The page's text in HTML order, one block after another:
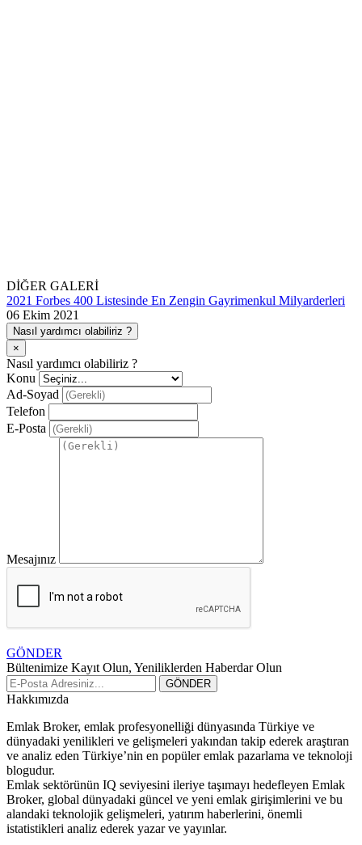
DİĞER GALERİ
2021 Forbes 400 Listesinde En Zengin Gayrimenkul Milyarderleri
06 Ekim 2021
Nasıl yardımcı olabiliriz ?
×
Nasıl yardımcı olabiliriz ?
Konu
Ad-Soyad
Telefon
E-Posta
Mesajınız
GÖNDER
Bültenimize Kayıt Olun, Yeniliklerden Haberdar Olun
Hakkımızda
Emlak Broker, emlak profesyonelliği dünyasında Türkiye ve
dünyadaki yenilikleri ve gelişmeleri yakından takip ederek araştıran
ve analiz eden Türkiye’nin en popüler emlak pazarlama ve teknoloji
blogudur.
Emlak sektörünün IQ seviyesini ileriye taşımayı hedefleyen Emlak
Broker, global dünyadaki güncel ve yeni emlak girişimlerini ve bu
alandaki teknolojik gelişmeleri, yatırım haberlerini, önemli
istatistikleri analiz ederek yazar ve yayınlar.